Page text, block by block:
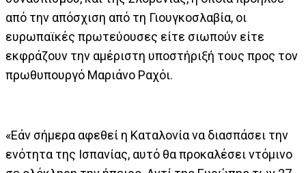
από την απόσχιση από τη Γιουγκοσλαβία, οι
ευρωπαϊκές πρωτεύουσες είτε σιωπούν είτε
εκφράζουν την αμέριστη υποστήριξή τους προς τον
πρωθυπουργό Μαριάνο Ραχόι.
«Εάν σήμερα αφεθεί η Καταλονία να διασπάσει την
ενότητα της Ισπανίας, αυτό θα προκαλέσει ντόμινο